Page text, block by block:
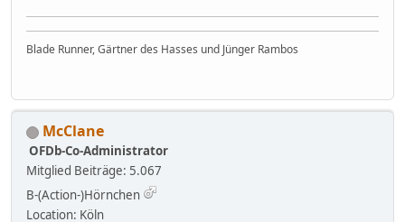
Blade Runner, Gärtner des Hasses und Jünger Rambos
McClane
OFDb-Co-Administrator
Mitglied Beiträge: 5.067
B-(Action-)Hörnchen
Location: Köln